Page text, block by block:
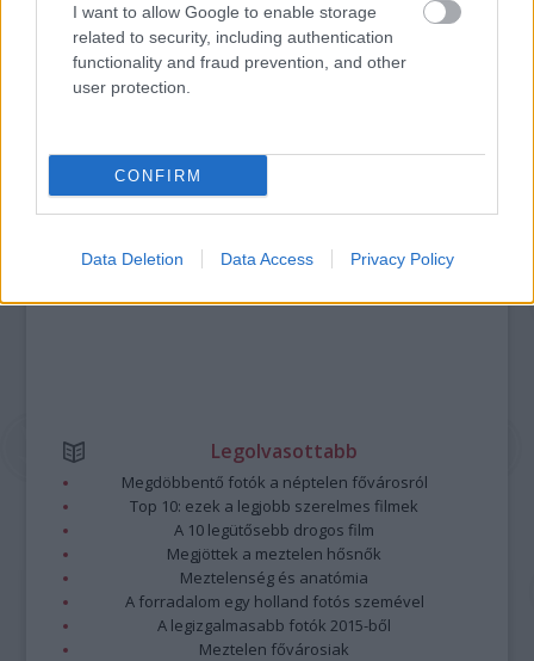
I want to allow Google to enable storage
related to security, including authentication
functionality and fraud prevention, and other
user protection.
CONFIRM
Data Deletion Data Access Privacy Policy
A bejegyzés trackback címe:
nem vállal, azokat nem ellenőrzi. Kifogás esetén forduljon a blog szerkesztőjéhez.
Legolvasottabb
Megdöbbentő fotók a néptelen fővárosról
Top 10: ezek a legjobb szerelmes filmek
A 10 legütősebb drogos film
Megjöttek a meztelen hősnők
Meztelenség és anatómia
A forradalom egy holland fotós szemével
A legizgalmasabb fotók 2015-ből
Meztelen fővárosiak